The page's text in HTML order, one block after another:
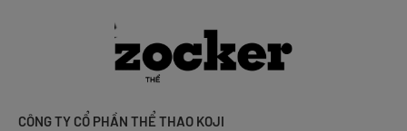
CÔNG TY CỔ PHẦN THỂ THAO KOJI